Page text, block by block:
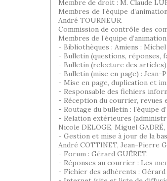
Membre de droit : M. Claude
Membres de l’équipe
André TOURNEUR.
Commission de contrôle des
Membres de l’équipe d’animation
- Bibliothèques : Amiens :
- Bulletin (questions, réponses,
- Bulletin (relecture des
- Bulletin (mise en page) : Jean-
- Mise en page, duplication et
- Responsable des fichiers
- Réception du courrier, revues
- Routage du bulletin : l’équipe
- Relation extérieures
Nicole DELOGE, Miguel
- Gestion et mise à jour de la
André COTTINET, Jean-Pierre
- Forum : Gérard GUÉRET.
- Réponses au courrier : Les
- Fichier des adhérents : Gérard